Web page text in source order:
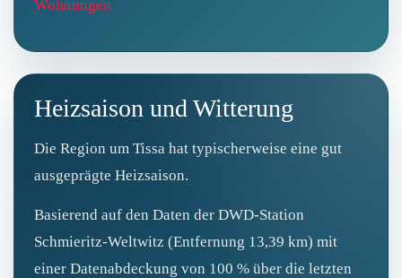
Wohnungen
Heizsaison und Witterung
Die Region um Tissa hat typischerweise eine gut
ausgeprägte Heizsaison.
Basierend auf den Daten der DWD-Station
Schmieritz-Weltwitz (Entfernung 13,39 km) mit
einer Datenabdeckung von 100 % über die letzten